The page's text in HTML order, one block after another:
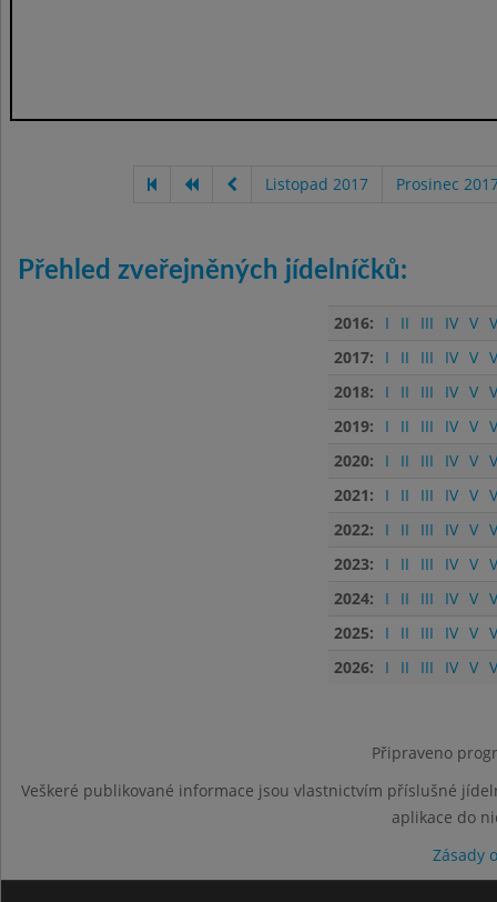
Listopad 2017 Prosinec
Přehled zveřejněných jídelníčků:
2016: I II III IV V
2017:
I II III IV V
2018:
I II III IV V
2019:
I II III IV V
2020:
I II III IV V
2021:
I II III IV V
2022:
I II III IV V
2023:
I II III IV V
2024:
I II III IV V
2025:
I II III IV V
2026:
I II III IV V
Připraveno
Veškeré publikované informace jsou vlastnictvím příslušné
aplikace do
Zásady